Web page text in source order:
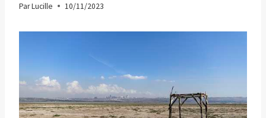
ParLucille 10/11/2023